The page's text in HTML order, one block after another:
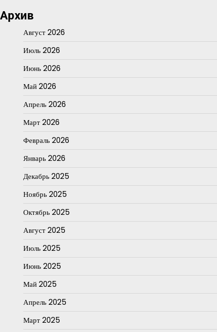
Архив
Август 2026
Июль 2026
Июнь 2026
Май 2026
Апрель 2026
Март 2026
Февраль 2026
Январь 2026
Декабрь 2025
Ноябрь 2025
Октябрь 2025
Август 2025
Июль 2025
Июнь 2025
Май 2025
Апрель 2025
Март 2025